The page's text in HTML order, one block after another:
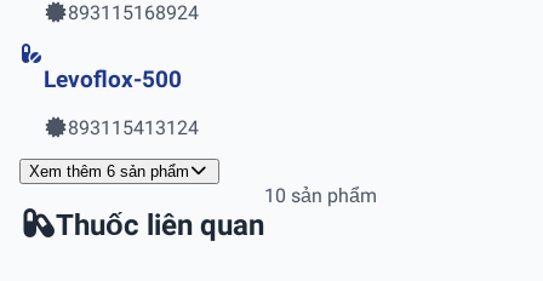
893115168924
Levoflox-500
893115413124
Xem thêm 6 sản phẩm
Thuốc liên quan
10 sản phẩm